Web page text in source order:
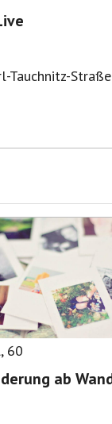
Tauchnitz-
, 60
ab